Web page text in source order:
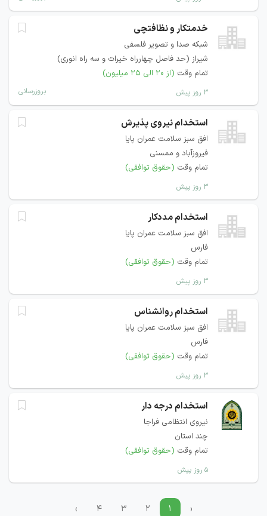
خدمتکار و نظافتچی
شبکه صدا و تصویر فلسفی
شیراز (حد فاصل چهارراه خیرات و سه راه انوری)
تمام وقت (از ۲۰ الی ۲۵ میلیون)
۳ روز پیش بروزرسانی
استخدام نیروی پذیرش
افق سبز سلامت عمران پایا
فیروزآباد و ممسنی
تمام وقت (حقوق توافقی)
۳ روز پیش
استخدام مددکار
افق سبز سلامت عمران پایا
فارس
تمام وقت (حقوق توافقی)
۳ روز پیش
استخدام روانشناس
افق سبز سلامت عمران پایا
فارس
تمام وقت (حقوق توافقی)
۳ روز پیش
استخدام درجه دار
نیروی انتظامی فراجا
چند استان
تمام وقت (حقوق توافقی)
۵ روز پیش
‹ ۱ ۲ ۳ ۴ ›